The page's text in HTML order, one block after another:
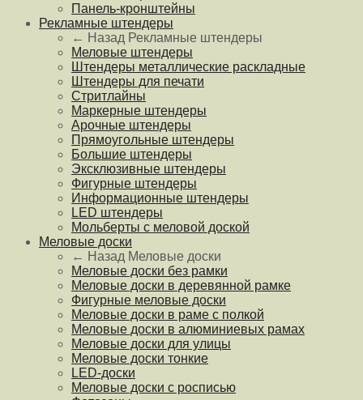
Панель-кронштейны
Рекламные штендеры
← Назад Рекламные штендеры
Меловые штендеры
Штендеры металлические раскладные
Штендеры для печати
Стритлайны
Маркерные штендеры
Арочные штендеры
Прямоугольные штендеры
Большие штендеры
Эксклюзивные штендеры
Фигурные штендеры
Информационные штендеры
LED штендеры
Мольберты с меловой доской
Меловые доски
← Назад Меловые доски
Меловые доски без рамки
Меловые доски в деревянной рамке
Фигурные меловые доски
Меловые доски в раме с полкой
Меловые доски в алюминиевых рамах
Меловые доски для улицы
Меловые доски тонкие
LED-доски
Меловые доски с росписью